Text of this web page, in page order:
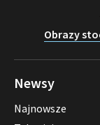
Obrazy
Newsy
Najnowsze